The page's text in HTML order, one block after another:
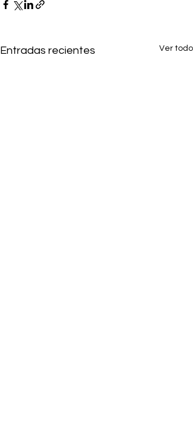
Entradas recientes Ver todo